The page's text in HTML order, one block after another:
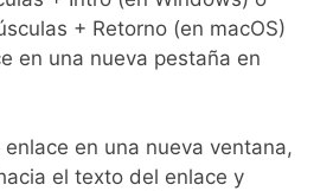
+ Retorno (en macOS)
en una nueva pestaña en
en una nueva ventana,
el texto del enlace y